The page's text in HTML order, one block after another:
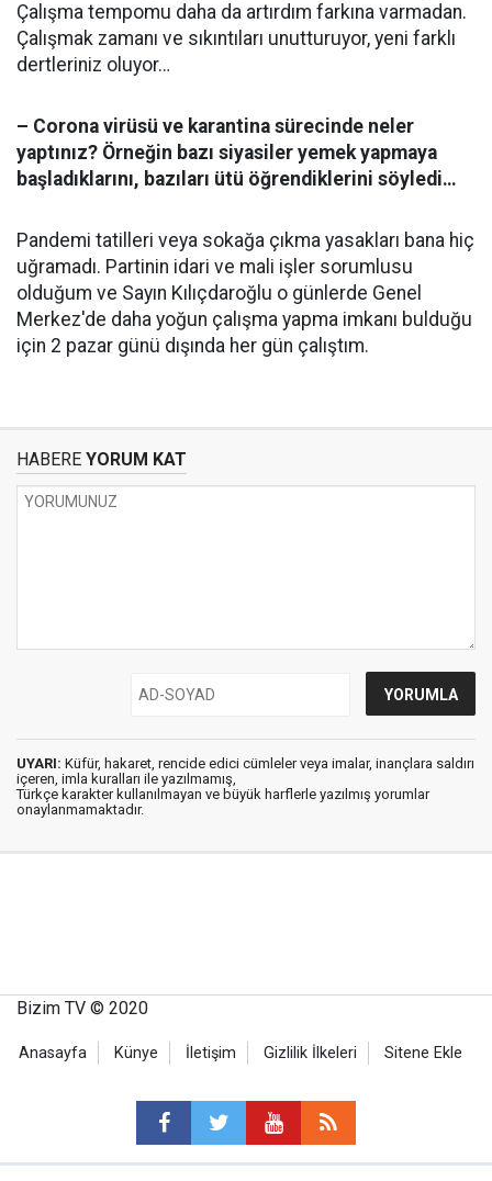
Çalışma tempomu daha da artırdım farkına varmadan.
Çalışmak zamanı ve sıkıntıları unutturuyor, yeni farklı
dertleriniz oluyor…
– Corona virüsü ve karantina sürecinde neler
yaptınız? Örneğin bazı siyasiler yemek yapmaya
başladıklarını, bazıları ütü öğrendiklerini söyledi…
Pandemi tatilleri veya sokağa çıkma yasakları bana hiç
uğramadı. Partinin idari ve mali işler sorumlusu
olduğum ve Sayın Kılıçdaroğlu o günlerde Genel
Merkez'de daha yoğun çalışma yapma imkanı bulduğu
için 2 pazar günü dışında her gün çalıştım.
HABERE YORUM KAT
UYARI: Küfür, hakaret, rencide edici cümleler veya imalar, inançlara saldırı
içeren, imla kuralları ile yazılmamış,
Türkçe karakter kullanılmayan ve büyük harflerle yazılmış yorumlar
onaylanmamaktadır.
Bizim TV © 2020
Anasayfa Künye İletişim Gizlilik İlkeleri Sitene Ekle